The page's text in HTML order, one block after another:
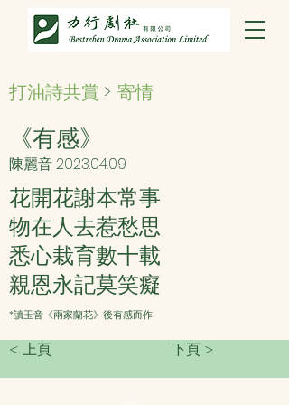
打油詩共賞 > 寄情
《有感》
陳麗音2023.04.09
花開花謝本常事
物在人去惹愁思
悉心栽育數十載
親恩永記莫笑癡
*讀玉音《兩家蘭花》後有感而作
< 上頁 下頁 >